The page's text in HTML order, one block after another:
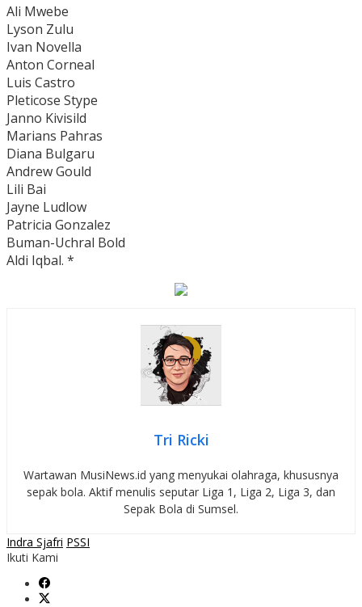
Ali Mwebe
Lyson Zulu
Ivan Novella
Anton Corneal
Luis Castro
Pleticose Stype
Janno Kivisild
Marians Pahras
Diana Bulgaru
Andrew Gould
Lili Bai
Jayne Ludlow
Patricia Gonzalez
Buman-Uchral Bold
Aldi Iqbal. *
Tri Ricki
Wartawan MusiNews.id yang menyukai olahraga, khususnya
sepak bola. Aktif menulis seputar Liga 1, Liga 2, Liga 3, dan
Sepak Bola di Sumsel.
Indra Sjafri PSSI
Ikuti Kami